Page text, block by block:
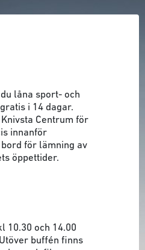
låna sport- och
i 14 dagar.
Centrum för
innanför
för lämning av
öppettider.
10.30 och 14.00
buffén finns